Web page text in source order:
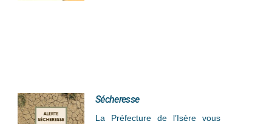
Sécheresse
La Préfecture de l’Isère vous